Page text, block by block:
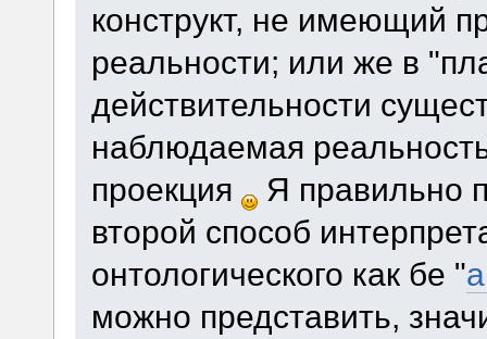
конструкт, не имеющий
реальности; или же в
действительности
наблюдаемая
проекция
Я правильно
второй способ
онтологического как бе "
можно представить,